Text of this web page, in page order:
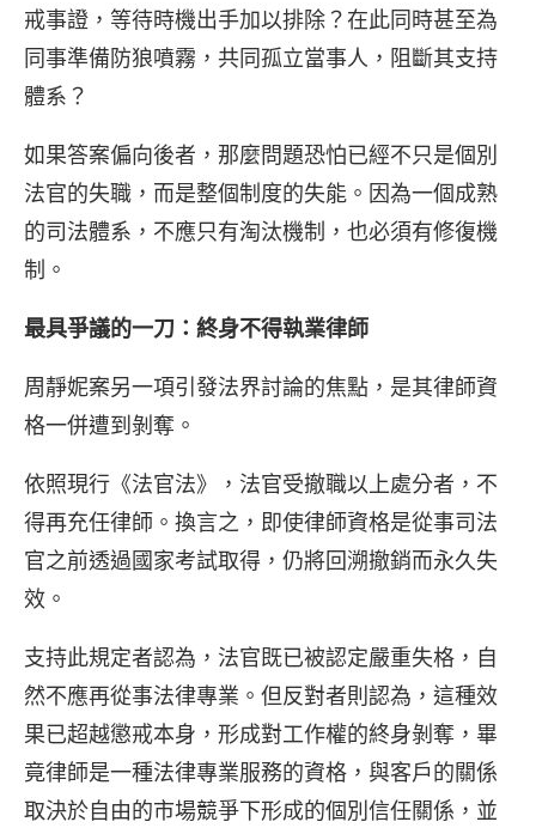
戒事證，等待時機出手加以排除？在此同時甚至為
同事準備防狼噴霧，共同孤立當事人，阻斷其支持
體系？
如果答案偏向後者，那麼問題恐怕已經不只是個別
法官的失職，而是整個制度的失能。因為一個成熟
的司法體系，不應只有淘汰機制，也必須有修復機
制。
最具爭議的一刀：終身不得執業律師
周靜妮案另一項引發法界討論的焦點，是其律師資
格一併遭到剝奪。
依照現行《法官法》，法官受撤職以上處分者，不
得再充任律師。換言之，即使律師資格是從事司法
官之前透過國家考試取得，仍將回溯撤銷而永久失
效。
支持此規定者認為，法官既已被認定嚴重失格，自
然不應再從事法律專業。但反對者則認為，這種效
果已超越懲戒本身，形成對工作權的終身剝奪，畢
竟律師是一種法律專業服務的資格，與客戶的關係
取決於自由的市場競爭下形成的個別信任關係，並